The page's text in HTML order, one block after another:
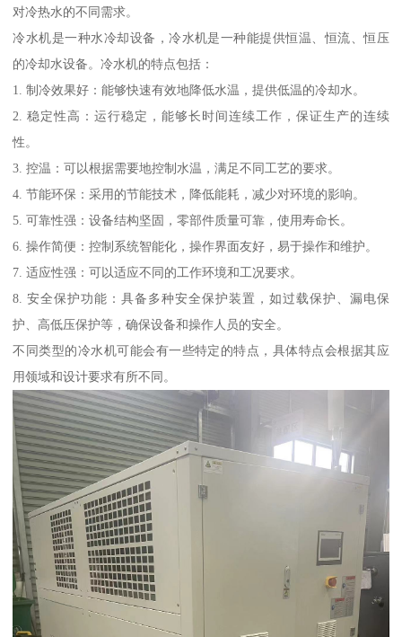
对冷热水的不同需求。
冷水机是一种水冷却设备，冷水机是一种能提供恒温、恒流、恒压
的冷却水设备。冷水机的特点包括：
1. 制冷效果好：能够快速有效地降低水温，提供低温的冷却水。
2. 稳定性高：运行稳定，能够长时间连续工作，保证生产的连续
性。
3. 控温：可以根据需要地控制水温，满足不同工艺的要求。
4. 节能环保：采用的节能技术，降低能耗，减少对环境的影响。
5. 可靠性强：设备结构坚固，零部件质量可靠，使用寿命长。
6. 操作简便：控制系统智能化，操作界面友好，易于操作和维护。
7. 适应性强：可以适应不同的工作环境和工况要求。
8. 安全保护功能：具备多种安全保护装置，如过载保护、漏电保
护、高低压保护等，确保设备和操作人员的安全。
不同类型的冷水机可能会有一些特定的特点，具体特点会根据其应
用领域和设计要求有所不同。